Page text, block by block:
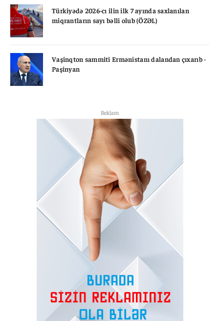
Türkiyədə 2026-cı ilin ilk 7 ayında saxlanılan
miqrantların sayı bəlli olub (ÖZƏL)
Vaşinqton sammiti Ermənistanı dalandan çıxarıb -
Paşinyan
Reklam